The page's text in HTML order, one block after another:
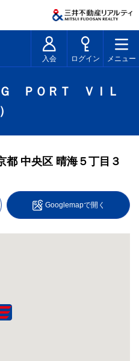
入会 ログイン メニュー
ＰＯＲＴ ＶＩＬ
都 中央区 晴海５丁目３
Googlemapで開く